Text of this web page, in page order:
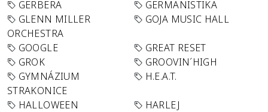
GERBERA
GERMANISTIKA
GLENN MILLER
ORCHESTRA
GOJA MUSIC HALL
GOOGLE
GREAT RESET
GROK
GROOVIN´HIGH
GYMNÁZIUM
STRAKONICE
H.E.A.T.
HALLOWEEN
HARLEJ